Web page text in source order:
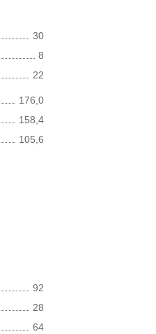
30
8
22
176,0
158,4
105,6
92
28
64